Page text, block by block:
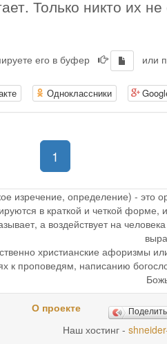
Только никто их
его в буфер или
Одноклассники
1
изречение, определение) - это
в краткой и четкой
а воздействует на
христианские афоризмы
к проповедям, написанию
О проекте
Наш хостинг -